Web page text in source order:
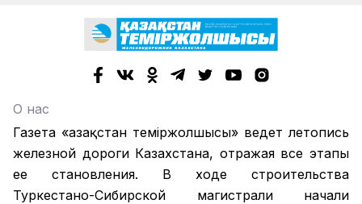
О нас
Газета «Қазақстан теміржолшысы» ведет летопись
железной дороги Казахстана, отражая все этапы
ее становления. В ходе строительства
Туркестано-Сибирской магистрали начали